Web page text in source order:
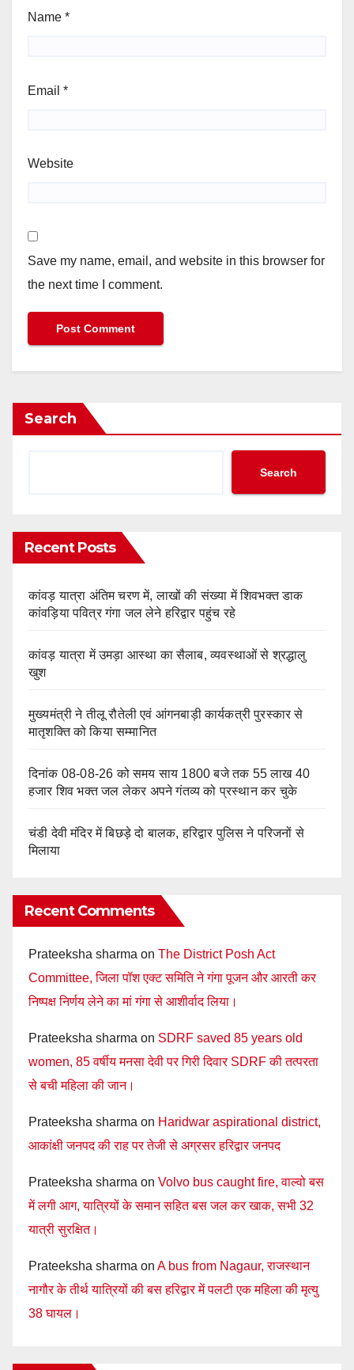
Name *
Email *
Website
Save my name, email, and website in this browser for
the next time I comment.
Search
Search
Recent Posts
कांवड़ यात्रा अंतिम चरण में, लाखों की संख्या में शिवभक्त डाक
कांवड़िया पवित्र गंगा जल लेने हरिद्वार पहुंच रहे
कांवड़ यात्रा में उमड़ा आस्था का सैलाब, व्यवस्थाओं से श्रद्धालु
खुश
मुख्यमंत्री ने तीलू रौतेली एवं आंगनबाड़ी कार्यकत्री पुरस्कार से
मातृशक्ति को किया सम्मानित
दिनांक 08-08-26 को समय साय 1800 बजे तक 55 लाख 40
हजार शिव भक्त जल लेकर अपने गंतव्य को प्रस्थान कर चुके
चंडी देवी मंदिर में बिछड़े दो बालक, हरिद्वार पुलिस ने परिजनों से
मिलाया
Recent Comments
Prateeksha sharma on The District Posh Act
Committee, जिला पॉश एक्ट समिति ने गंगा पूजन और आरती कर
निष्पक्ष निर्णय लेने का मां गंगा से आशीर्वाद लिया।
Prateeksha sharma on SDRF saved 85 years old
women, 85 वर्षीय मनसा देवी पर गिरी दिवार SDRF की तत्परता
से बची महिला की जान।
Prateeksha sharma on Haridwar aspirational district,
आकांक्षी जनपद की राह पर तेजी से अग्रसर हरिद्वार जनपद
Prateeksha sharma on Volvo bus caught fire, वाल्वो बस
में लगी आग, यात्रियों के समान सहित बस जल कर खाक, सभी 32
यात्री सुरक्षित।
Prateeksha sharma on A bus from Nagaur, राजस्थान
नागौर के तीर्थ यात्रियों की बस हरिद्वार में पलटी एक महिला की मृत्यु
38 घायल।